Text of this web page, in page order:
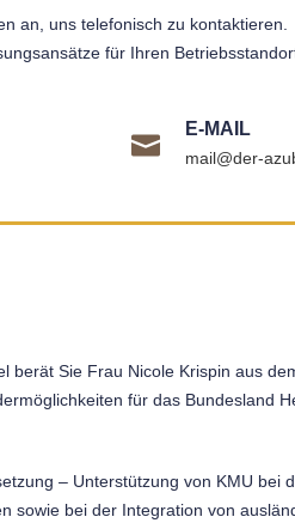
an, uns telefonisch zu kontaktieren.
für Ihren
E-MAIL
mail@der-
berät Sie Frau Nicole Krispin aus
für das Bundesland
– Unterstützung von KMU bei
sowie bei der Integration von